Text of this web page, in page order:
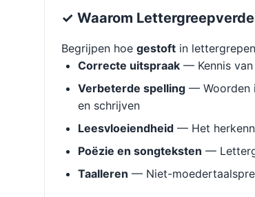
✓ Waarom
Begrijpen hoe gestoft in
Correcte uitspraak — Kennis
Verbeterde spelling — Woorden
en schrijven
Leesvloeiendheid — Het
Poëzie en songteksten —
Taalleren — Niet-